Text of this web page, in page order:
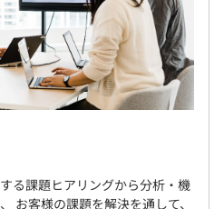
る課題ヒアリングから分析・機
お客様の課題を解決を通して、